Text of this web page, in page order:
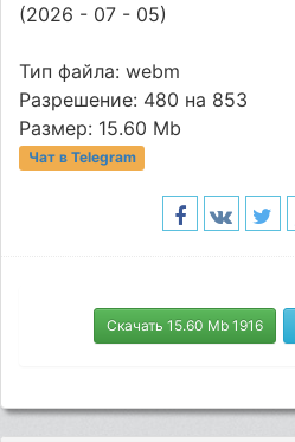
(2026 - 07 - 05)
Тип файла: webm
Разрешение: 480 на 853
Размер: 15.60 Mb
Чат в Telegram
Скачать 15.60 Mb 1916